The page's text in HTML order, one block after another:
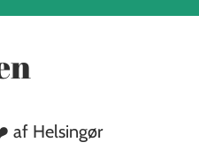
af Helsingør